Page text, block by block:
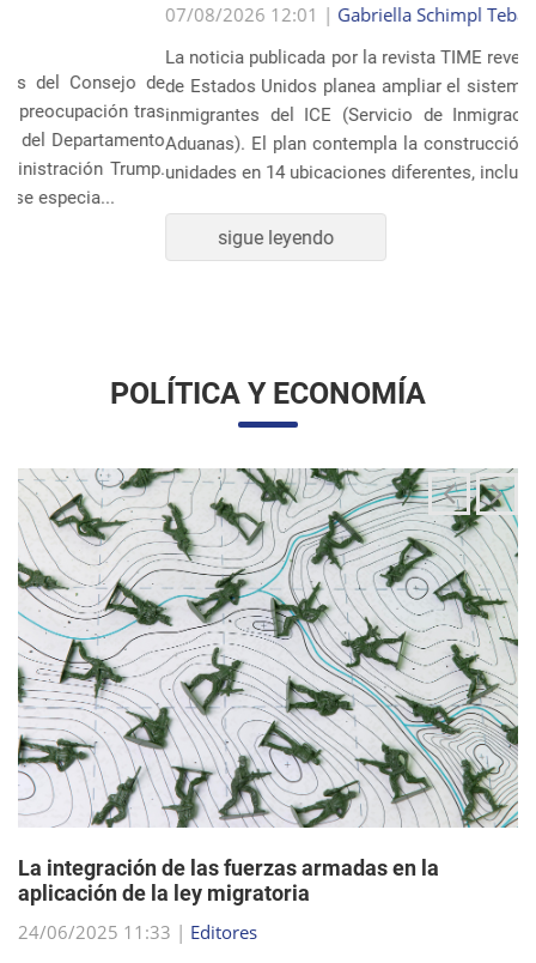
07/08/2026 12:01 |Gabriella Schimpl Tebar Anunciação
La noticia publicada por la revista TIME revela que el gobierno
de Estados Unidos planea ampliar el sistema de detención de
inmigrantes del ICE (Servicio de Inmigración y Control de
Aduanas). El plan contempla la construcción o ampliación de
unidades en 14 ubicaciones diferentes, incluye...
POLÍTICA Y ECONOMÍA
aplicación de la ley migratoria
24/06/2025 11:33 |Editores
La administración Trump ha estado articulando una